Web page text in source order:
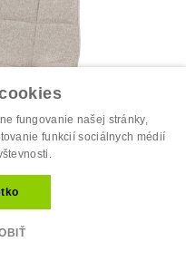
fungovanie našej stránky,
funkcií sociálnych médií